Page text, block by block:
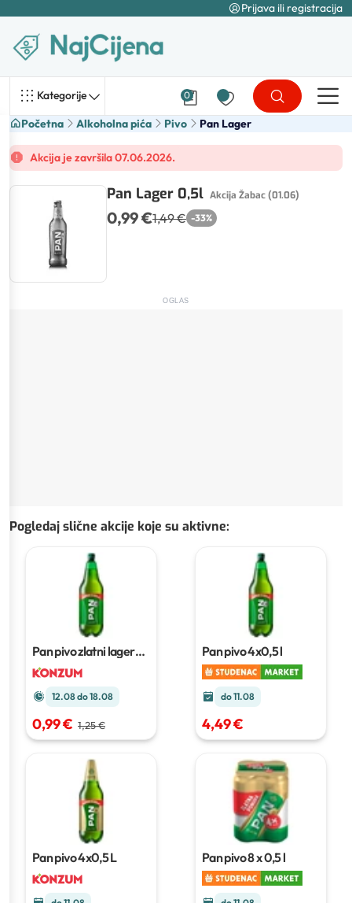
Prijava ili registracija
Kategorije 0
Početna Alkoholna pića Pivo Pan Lager
Akcija je završila 07.06.2026.
Pan Lager 0,5l Akcija Žabac (01.06)
0,99 €1,49 € -33%
OGLAS
Pogledaj slične akcije koje su aktivne:
Pan pivo zlatni lager
0,5 l
12.08 do 18.08
0,99 € 1,25 €
Pan pivo4x0,5 l
do 11.08
4,49 €
Pan pivo4x0,5 L Pan pivo8 x 0,5 l